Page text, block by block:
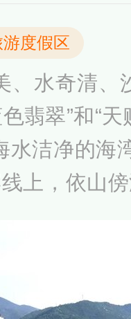
度假区
、水奇清、
翡翠”和“
水洁净的海
上，依山
映，形成秀